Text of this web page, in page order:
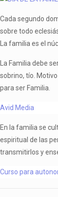
Cada segundo
sobre todo
La familia es el
La Familia debe
sobrino, tío.
para ser Familia.
Avid Media
En la familia se
espiritual de las
transmitirlos y
Curso para